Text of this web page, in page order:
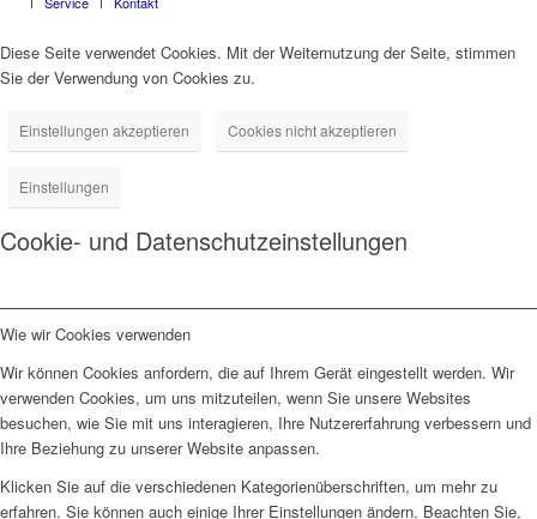
Diese Seite verwendet Cookies. Mit der Weiternutzung der Seite, stimmen
Sie der Verwendung von Cookies zu.
Einstellungen akzeptieren Cookies nicht akzeptieren
Einstellungen
Cookie- und Datenschutzeinstellungen
Wie wir Cookies verwenden
Wir können Cookies anfordern, die auf Ihrem Gerät eingestellt werden. Wir
verwenden Cookies, um uns mitzuteilen, wenn Sie unsere Websites
besuchen, wie Sie mit uns interagieren, Ihre Nutzererfahrung verbessern und
Ihre Beziehung zu unserer Website anpassen.
Klicken Sie auf die verschiedenen Kategorienüberschriften, um mehr zu
erfahren. Sie können auch einige Ihrer Einstellungen ändern. Beachten Sie,